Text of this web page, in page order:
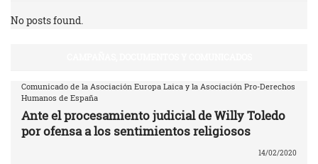
No posts found.
Comunicado de la Asociación Europa Laica y la Asociación Pro-Derechos
Humanos de España
Ante el procesamiento judicial de Willy Toledo
por ofensa a los sentimientos religiosos
14/02/2020